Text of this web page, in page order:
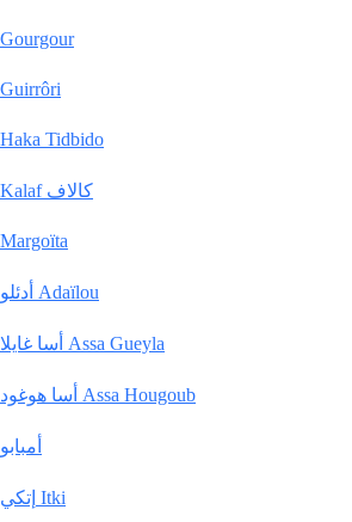
Gourgour
Guirrôri
Haka Tidbido
Kalaf كالاف
Margoïta
أدئلو Adaïlou
أسا غايلا Assa Gueyla
أسا هوغود Assa Hougoub
أمبابو
إتكي Itki